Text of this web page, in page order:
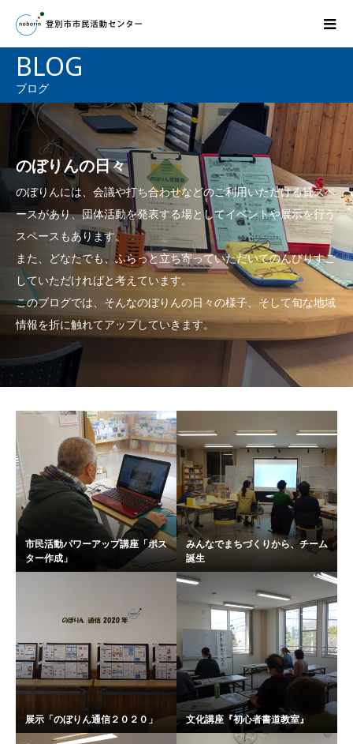
BLOG
ブログ
のぼりんの日々
のぼりんには、会議や打ち合わせなどのご利用いただける貸スペ
ースがあり、団体活動を発表する場としてイベントや展示を行う
スペースもあります。
また、どなたでも、ふらっと立ち寄っていただいてのんびりすご
していただければと考えています。
このブログでは、そんなのぼりんの日々の様子、そして旬な地域
情報を折に触れてアップしていきます。
市民活動パワーアップ講座「ポス
ター作成」
みんなでまちづくりから、チーム
誕生
展示「のぼりん通信２０２０」 文化講座『初心者書道教室』